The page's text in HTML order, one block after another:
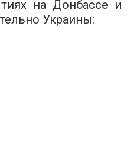
на Донбассе и
Украины: